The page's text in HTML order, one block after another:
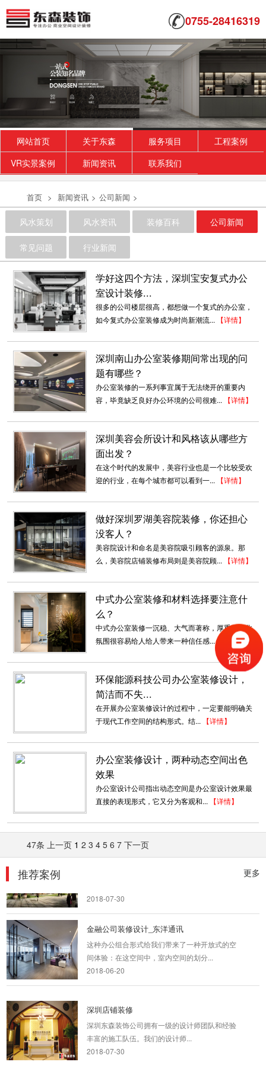
0755-28416319
网站首页 关于东森 服务项目
工程案例
VR实景案例
新闻资讯 联系我们
首页 > 新闻资讯 > 公司新闻 >
风水策划 风水资讯 装修百科 公司新闻
常见问题 行业新闻
学好这四个方法，深圳宝安复式办公
室设计装修...
很多的公司楼层很高，都想做一个复式的办公室，
如今复式办公室装修成为时尚新潮流... 【详情】
深圳南山办公室装修期间常出现的问
题有哪些？
办公室装修的一系列事宜属于无法绕开的重要内
容，毕竟缺乏良好办公环境的公司很难... 【详情】
深圳美容会所设计和风格该从哪些方
面出发？
在这个时代的发展中，美容行业也是一个比较受欢
迎的行业，在每个城市都可以看到一... 【详情】
做好深圳罗湖美容院装修，你还担心
没客人？
美容院设计和命名是美容院吸引顾客的源泉。那
么，美容院店铺装修布局则是美容院顾... 【详情】
中式办公室装修和材料选择要注意什
么？
中式办公室装修一沉稳、大气而著称，厚重的文化
氛围很容易给人给人带来一种信任感...【详情】
环保能源科技公司办公室装修设计，
简洁而不失...
在开展办公室装修设计的过程中，一定要能明确关
于现代工作空间的结构形式。结... 【详情】
办公室装修设计，两种动态空间出色
效果
办公室设计公司指出动态空间是办公室设计效果最
直接的表现形式，它又分为客观和... 【详情】
47条 上一页 1 2 3 4 5 6 7 下一页
更多
推荐案例
深圳店铺装修
深圳东森装饰公司拥有一级的设计师团队和经验
丰富的施工队伍。我们的设计师...
2018-07-30
道理是一样的，小户型的房子设计不...
2018-07-30
环保办公室装修_码农信息
在IT产业不断扩张的大时代，不分昼夜的“数字民
工”们，不如其他的行业那样，能够...
2018-06-26
企业办公楼装修
装修设计要点： 前台像是一个飞行的机翼，背景
2018-09-03
福田科技办公室装修
空间设计中充分利用了来自自然光线、为本来就
酒店装修设计_布吉中式酒店
随着酒店设计的多元化发展，其装饰设计的风格
2018-07-30
2018-07-30
金融公司装修设计_东洋通讯
这种办公组合形式给我们带来了一种开放式的空
间体验：在这空间中，室内空间的划分...
2018-06-20
深圳店铺装修
深圳东森装饰公司拥有一级的设计师团队和经验
丰富的施工队伍。我们的设计师...
2018-07-30